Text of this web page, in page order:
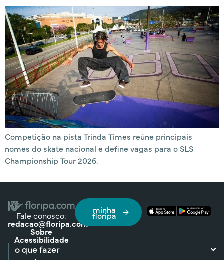
Competição na pista Trinda Times reúne principais
nomes do skate nacional e define vagas para o SLS
Championship Tour 2026.
Fale conosco:
redacao@floripa.com
Sobre
Acessibilidade
minha
floripa
o que fazer